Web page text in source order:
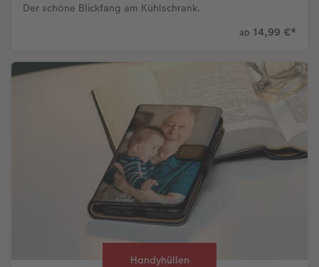
Der schöne Blickfang am Kühlschrank.
ab 14,99 €*
Handyhüllen